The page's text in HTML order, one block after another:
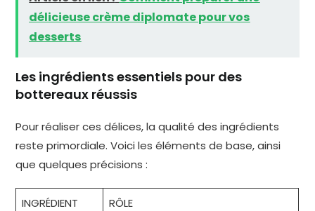
délicieuse crème diplomate pour vos
desserts
Les ingrédients essentiels pour des
bottereaux réussis
Pour réaliser ces délices, la qualité des ingrédients
reste primordiale. Voici les éléments de base, ainsi
que quelques précisions :
INGRÉDIENT RÔLE